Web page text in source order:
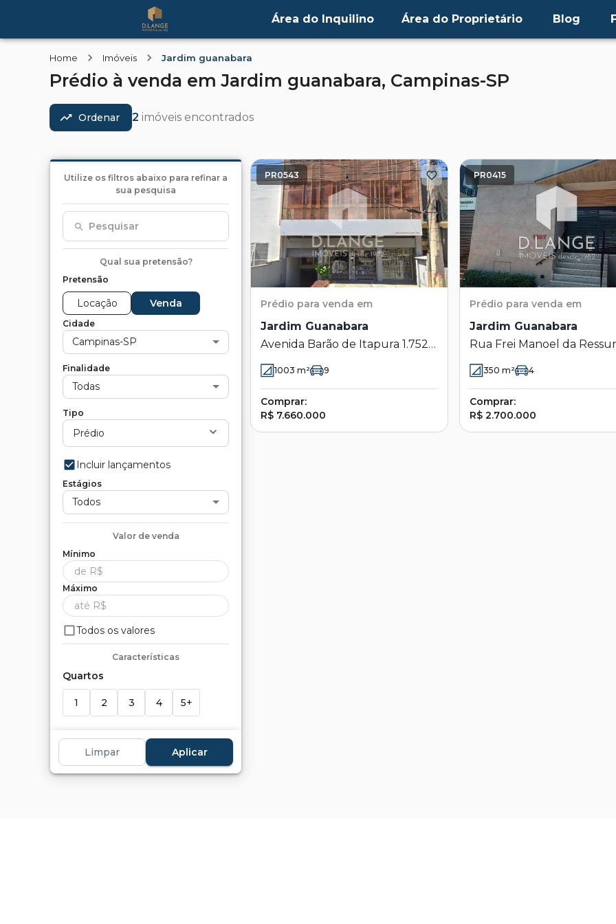
Área do Inquilino Área do Proprietário Blog
Home Imóveis Jardim guanabara
Prédio à venda emJardim guanabara, Campinas-SP
Ordenar 2 imóveis encontrados
Utilize os filtros abaixo para refinar a
sua pesquisa
Pesquisar
Qual sua pretensão?
Pretensão
Locação Venda
Cidade
Campinas-SP
Finalidade
Todas
Tipo
Prédio
Incluir lançamentos
Estágios
Todos
Valor de venda
Mínimo
Máximo
Todos os valores
Características
Quartos
1 2 3 4 5+
2 5+
Limpar Aplicar
PR0543
Prédio para venda em
Jardim Guanabara
Avenida Barão de Itapura 1.752 -
Jardim Guanabara - Campinas -
SP1003 m² 9
Comprar:
R$ 7.660.000
PR0415
Prédio para venda em
Jardim Guanabara
Rua Frei Manoel da
1307 - Jardim Guanabara -
Campinas - SP
350 m² 4
Comprar:
R$ 2.700.000